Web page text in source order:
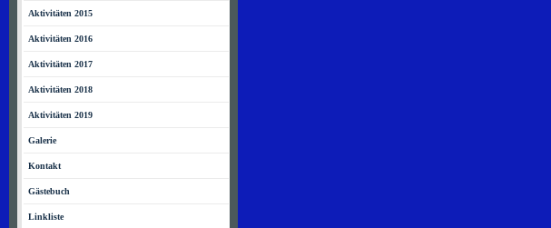
Aktivitäten 2015
Aktivitäten 2016
Aktivitäten 2017
Aktivitäten 2018
Aktivitäten 2019
Galerie
Kontakt
Gästebuch
Linkliste